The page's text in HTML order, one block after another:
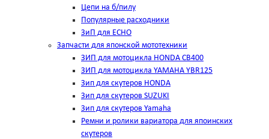
Цепи на б/пилу
Популярные расходники
ЗиП для ЕСНО
Запчасти для японской мототехники
ЗИП для мотоцикла HONDA CB400
ЗИП для мотоцикла YAMAHA YBR125
Зип для скутеров HONDA
Зип для скутеров SUZUKI
Зип для скутеров Yamaha
Ремни и ролики вариатора для япоинских
скутеров